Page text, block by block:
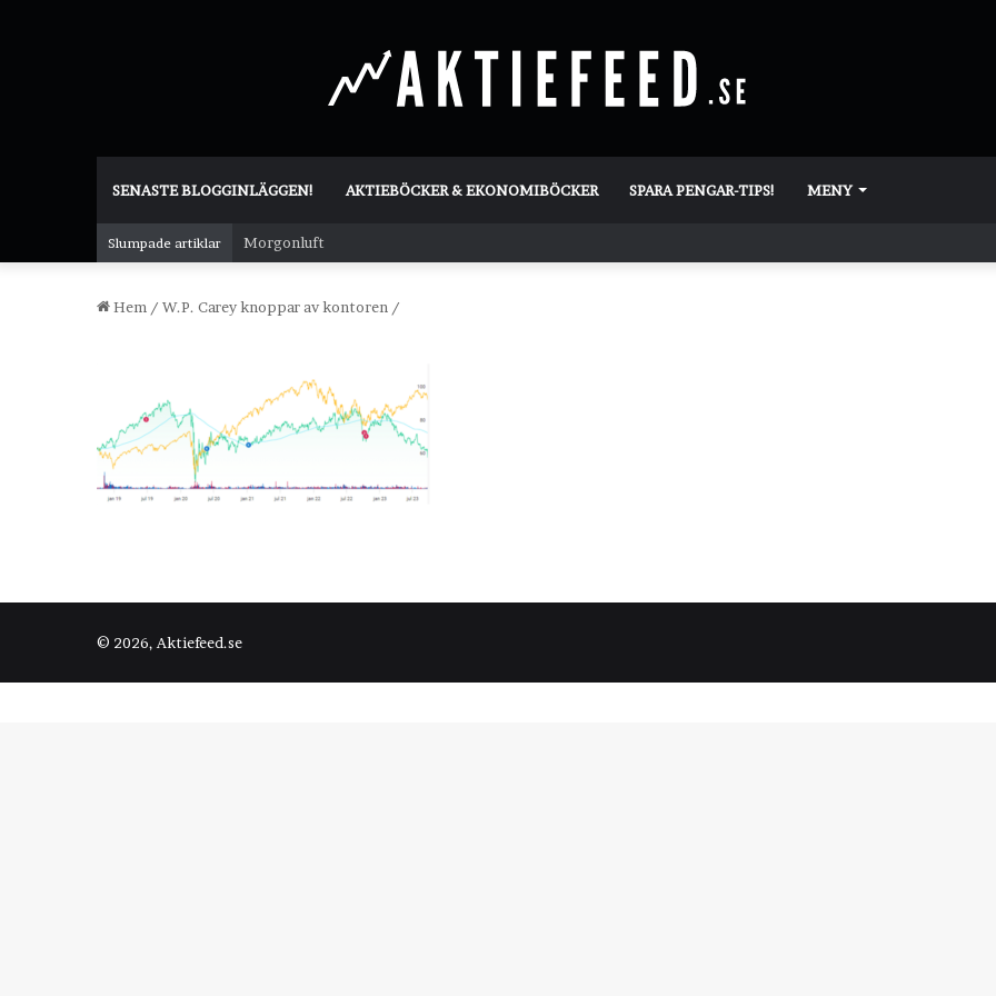
SENASTE BLOGGINLÄGGEN! AKTIEBÖCKER & EKONOMIBÖCKER SPARA PENGAR-TIPS! MENY
Slumpade artiklar Morgonluft
Hem / W.P. Carey knoppar av kontoren /
© 2026, Aktiefeed.se